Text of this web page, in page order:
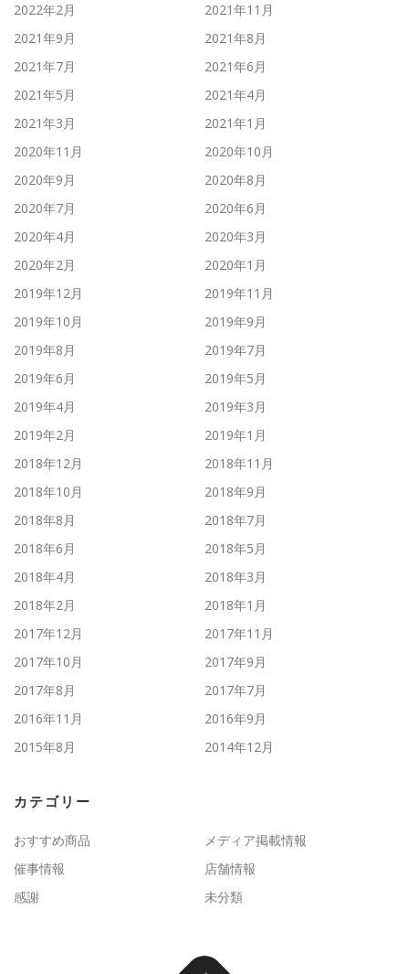
2022年2月
2021年11月
2021年9月
2021年8月
2021年7月
2021年6月
2021年5月
2021年4月
2021年3月
2021年1月
2020年11月
2020年10月
2020年9月
2020年8月
2020年7月
2020年6月
2020年4月
2020年3月
2020年2月
2020年1月
2019年12月
2019年11月
2019年10月
2019年9月
2019年8月
2019年7月
2019年6月
2019年5月
2019年4月
2019年3月
2019年2月
2019年1月
2018年12月
2018年11月
2018年10月
2018年9月
2018年8月
2018年7月
2018年6月
2018年5月
2018年4月
2018年3月
2018年2月
2018年1月
2017年12月
2017年11月
2017年10月
2017年9月
2017年8月
2017年7月
2016年11月
2016年9月
2015年8月
2014年12月
カテゴリー
おすすめ商品
メディア掲載情報
催事情報
店舗情報
感謝
未分類